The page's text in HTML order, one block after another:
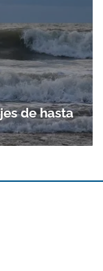
boletín.
ACEPTAR
de hasta